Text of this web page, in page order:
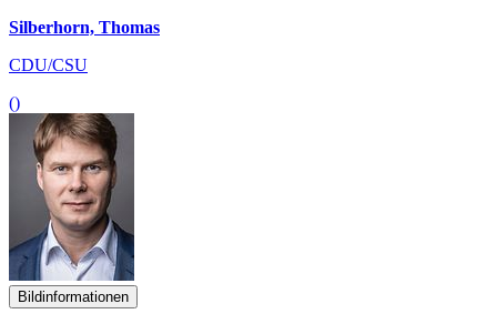
Silberhorn, Thomas
CDU/CSU
()
Bildinformationen